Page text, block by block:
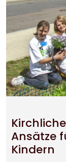
Ansätze
Kindern